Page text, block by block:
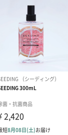
お肌に触れても
あるとピリピ
間でも安全に
で、サビにく
。
ださい。）